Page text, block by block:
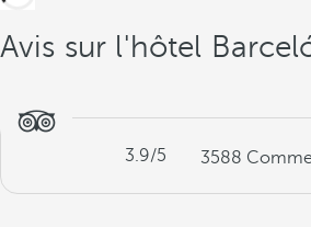
Avis sur l'hôtel
3.9/5 3588